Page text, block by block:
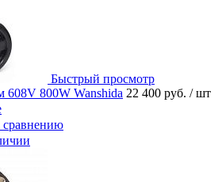
Быстрый просмотр
608V 800W Wanshida 22 400 руб. / шт